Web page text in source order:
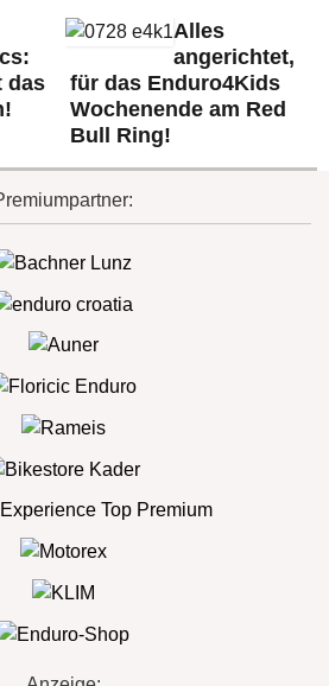
das
Alles
angerichtet,
für das Enduro4Kids
Wochenende am Red
Bull Ring!